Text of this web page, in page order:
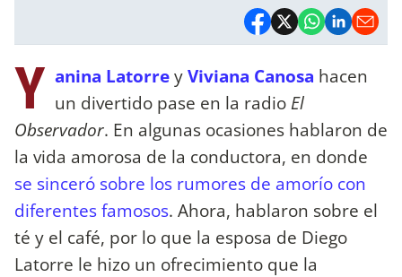
Y anina LatorreyViviana Canosa hacen
un divertido pase en la radio El
Observador. En algunas ocasiones hablaron de
la vida amorosa de la conductora, en donde
se sinceró sobre los rumores de amorío con
diferentes famosos. Ahora, hablaron sobre el
té y el café, por lo que la esposa de Diego
Latorre le hizo un ofrecimiento que la